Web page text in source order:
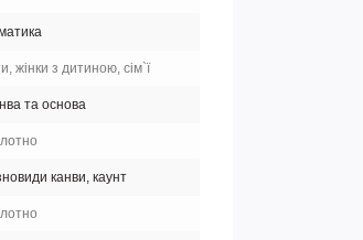
жінки з дитиною, сім`ї
та основа
канви, каунт